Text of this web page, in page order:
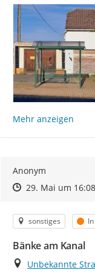
Mehr anzeigen
Anonym
Zeitpunkt des
Zeitpunkt des
29. Mai um 16:08
Kategorie
sonstiges
Bänke am Kanal
Ort
Unbekannte